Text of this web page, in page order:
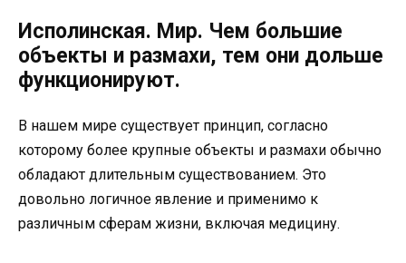
Исполинская. Мир. Чем большие
объекты и размахи, тем они дольше
функционируют.
В нашем мире существует принцип, согласно
которому более крупные объекты и размахи обычно
обладают длительным существованием. Это
довольно логичное явление и применимо к
различным сферам жизни, включая медицину.